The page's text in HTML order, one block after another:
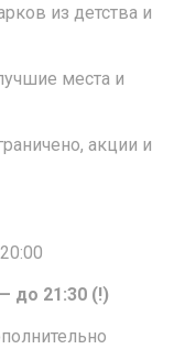
из детства и
места и
акции и
до 21:30 (!)